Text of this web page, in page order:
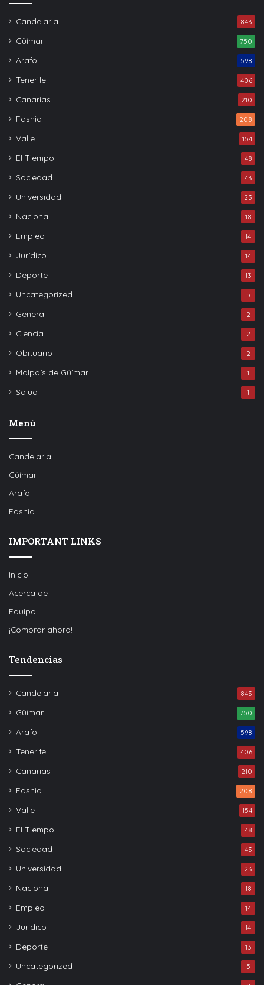
Candelaria 843
Güímar 750
Arafo 598
Tenerife 406
Canarias 210
Fasnia 208
Valle 154
El Tiempo 48
Sociedad 43
Universidad 23
Nacional 18
Empleo 14
Jurídico 14
Deporte 13
Uncategorized 5
General 2
Ciencia 2
Obituario 2
Malpaís de Güímar 1
Salud 1
Menú
Candelaria
Güímar
Arafo
Fasnia
IMPORTANT LINKS
Inicio
Acerca de
Equipo
¡Comprar ahora!
Tendencias
Candelaria 843
Güímar 750
Arafo 598
Tenerife 406
Canarias 210
Fasnia 208
Valle 154
El Tiempo 48
Sociedad 43
Universidad 23
Nacional 18
Empleo 14
Jurídico 14
Deporte 13
Uncategorized 5